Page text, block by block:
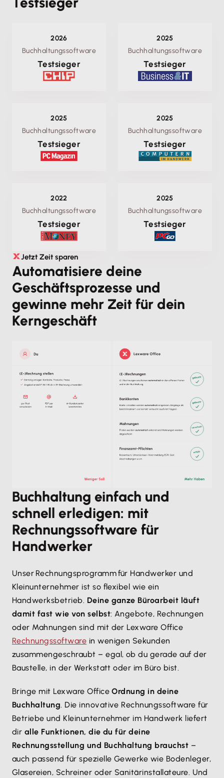
2026
Buchhaltungssoftware
Testsieger
2025
Buchhaltungssoftware
Testsieger
2025
Buchhaltungssoftware
Testsieger
2025
Buchhaltungssoftware
Testsieger
2022
Buchhaltungssoftware
Testsieger
2025
Buchhaltungssoftware
Testsieger
Jetzt Zeit sparen
Automatisiere deine
Geschäftsprozesse und
gewinne mehr Zeit für dein
Kerngeschäft
Buchhaltung einfach und
schnell erledigen: mit
Rechnungssoftware für
Handwerker
Unser Rechnungsprogramm für Handwerker und
Kleinunternehmer ist so flexibel wie ein
Handwerksbetrieb. Deine ganze Büroarbeit läuft
damit fast wie von selbst: Angebote, Rechnungen
oder Mahnungen sind mit der Lexware Office
Rechnungssoftware in wenigen Sekunden
zusammengeschraubt – egal, ob du gerade auf der
Baustelle, in der Werkstatt oder im Büro bist.
Bringe mit Lexware OfficeOrdnung in deine
Buchhaltung. Die innovative Rechnungssoftware für
Betriebe und Kleinunternehmer im Handwerk liefert
dir alle Funktionen, die du für deine
Rechnungsstellung und Buchhaltung brauchst –
auch passend für spezielle Gewerke wie Bodenleger,
Glasereien, Schreiner oder Sanitärinstallateure. Und